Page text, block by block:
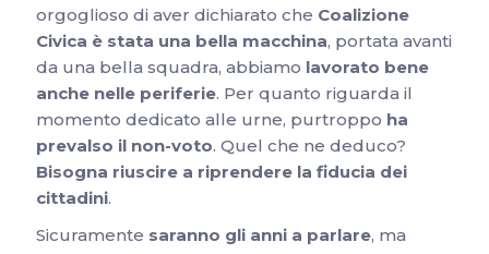
orgoglioso di aver dichiarato che Coalizione
Civica è stata una bella macchina, portata avanti
da una bella squadra, abbiamo lavorato bene
anche nelle periferie. Per quanto riguarda il
momento dedicato alle urne, purtroppo ha
prevalso il non-voto. Quel che ne deduco?
Bisogna riuscire a riprendere la fiducia dei
cittadini.
Sicuramente saranno gli anni a parlare, ma